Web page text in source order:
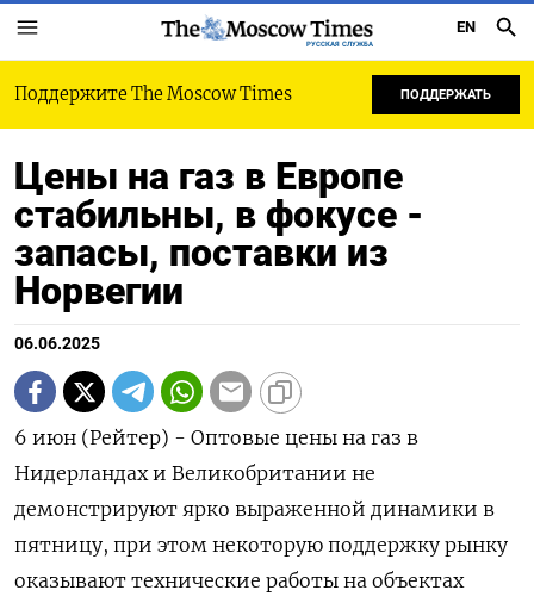
РУССКАЯ СЛУЖБА
EN
Поддержите The Moscow Times ПОДДЕРЖАТЬ
Цены на газ в Европе
стабильны, в фокусе -
запасы, поставки из
Норвегии
06.06.2025
6 июн (Рейтер) - Оптовые цены на газ в
Нидерландах и Великобритании не
демонстрируют ярко выраженной динамики в
пятницу, при этом некоторую поддержку рынку
оказывают технические работы на объектах